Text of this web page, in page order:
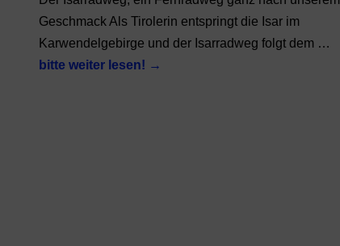
Geschmack Als Tirolerin entspringt die Isar im
Karwendelgebirge und der Isarradweg folgt dem …
bitte weiter lesen! →